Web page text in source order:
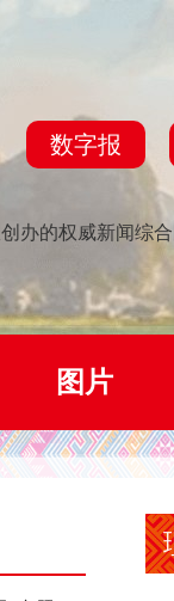
数字报
办的权威新闻综合
图片